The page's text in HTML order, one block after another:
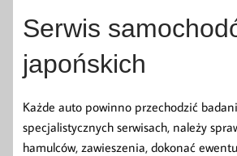
Serwis
japońskich
Każde auto powinno przechodzić
specjalistycznych serwisach, należy
hamulców, zawieszenia, dokonać